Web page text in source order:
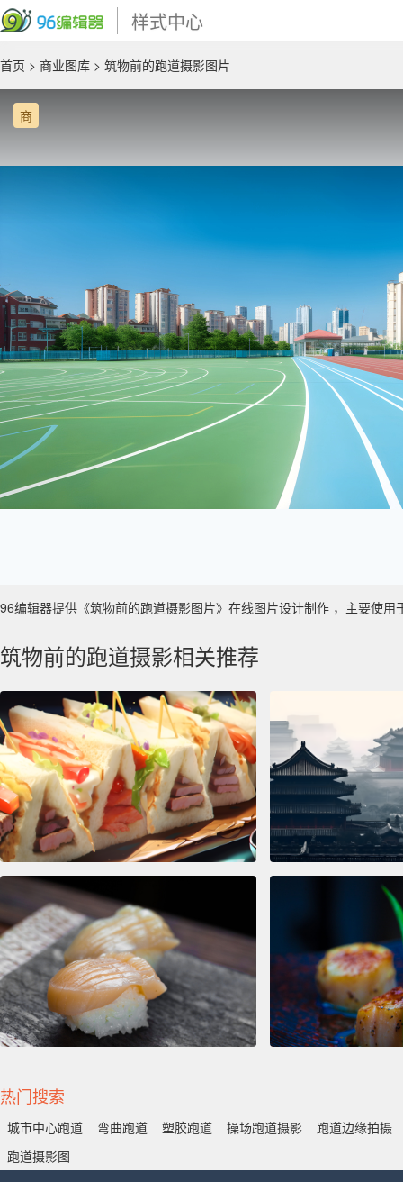
样式中心
首页 > 商业图库 > 筑物前的跑道摄影图片
商
96编辑器提供《筑物前的跑道摄影图片》在线图片设计制作 ，主要使
筑物前的跑道摄影相关推荐
热门搜索
城市中心跑道 弯曲跑道 塑胶跑道 操场跑道摄影
跑道边缘拍摄
跑道摄影图